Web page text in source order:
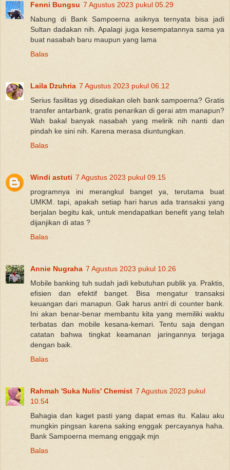
Fenni Bungsu 7 Agustus 2023 pukul 05.29
Nabung di Bank Sampoerna asiknya ternyata bisa jadi
Sultan dadakan nih. Apalagi juga kesempatannya sama ya
buat nasabah baru maupun yang lama
Balas
Laila Dzuhria 7 Agustus 2023 pukul 06.12
Serius fasilitas yg disediakan oleh bank sampoerna? Gratis
transfer antarbank, gratis penarikan di gerai atm manapun?
Wah bakal banyak nasabah yang melirik nih nanti dan
pindah ke sini nih. Karena merasa diuntungkan.
Balas
Windi astuti 7 Agustus 2023 pukul 09.15
programnya ini merangkul banget ya, terutama buat
UMKM. tapi, apakah setiap hari harus ada transaksi yang
berjalan begitu kak, untuk mendapatkan benefit yang telah
dijanjikan di atas ?
Balas
Annie Nugraha 7 Agustus 2023 pukul 10.26
Mobile banking tuh sudah jadi kebutuhan publik ya. Praktis,
efisien dan efektif banget. Bisa mengatur transaksi
keuangan dari manapun. Gak harus antri di counter bank.
Ini akan benar-benar membantu kita yang memiliki waktu
terbatas dan mobile kesana-kemari. Tentu saja dengan
catatan bahwa tingkat keamanan jaringannya terjaga
dengan baik.
Balas
Rahmah 'Suka Nulis' Chemist 7 Agustus 2023 pukul
10.54
Bahagia dan kaget pasti yang dapat emas itu. Kalau aku
mungkin pingsan karena saking enggak percayanya haha.
Bank Sampoerna memang enggajk mjn
Balas